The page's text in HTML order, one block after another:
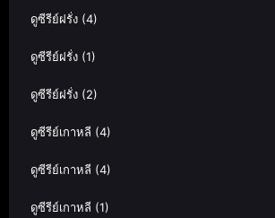
ดูซีรีย์ฝรั่ง (4)
ดูซีรีย์ฝรั่ง (1)
ดูซีรีย์ฝรั่ง (2)
ดูซีรีย์เกาหลี (4)
ดูซีรีย์เกาหลี (4)
ดูซีรีย์เกาหลี (1)